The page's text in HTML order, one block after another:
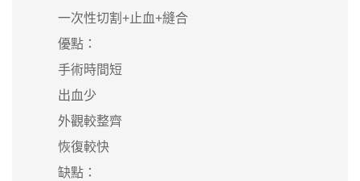
一次性切割+止血+縫合
優點：
手術時間短
出血少
外觀較整齊
恢復較快
缺點：